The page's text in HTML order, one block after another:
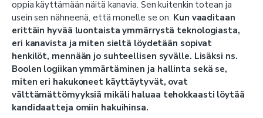
oppia käyttämään näitä kanavia. Sen kuitenkin totean ja
usein sen nähneenä, että monelle se on. Kun vaaditaan
erittäin hyvää luontaista ymmärrystä teknologiasta,
eri kanavista ja miten sieltä löydetään sopivat
henkilöt, mennään jo suhteellisen syvälle. Lisäksi ns.
Boolen logiikan ymmärtäminen ja hallinta sekä se,
miten eri hakukoneet käyttäytyvät, ovat
välttämättömyyksiä mikäli haluaa tehokkaasti löytää
kandidaatteja omiin hakuihinsa.